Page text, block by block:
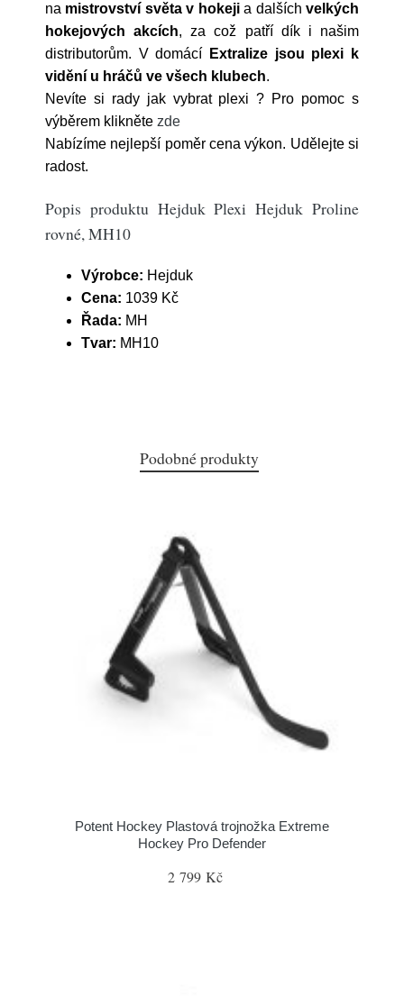
na mistrovství světa v hokejia dalšíchvelkých
hokejových akcích, za což patří dík i našim
distributorům. V domácí Extralize jsou plexi k
vidění u hráčů ve všech klubech.
Nevíte si rady jak vybrat plexi ? Pro pomoc s
výběrem klikněte zde
Nabízíme nejlepší poměr cena výkon. Udělejte si
radost.
Popis produktu Hejduk Plexi Hejduk Proline
rovné, MH10
Výrobce: Hejduk
Cena: 1039 Kč
Řada: MH
Tvar: MH10
Podobné produkty
Potent Hockey Plastová trojnožka Extreme
Hockey Pro Defender
2 799 Kč